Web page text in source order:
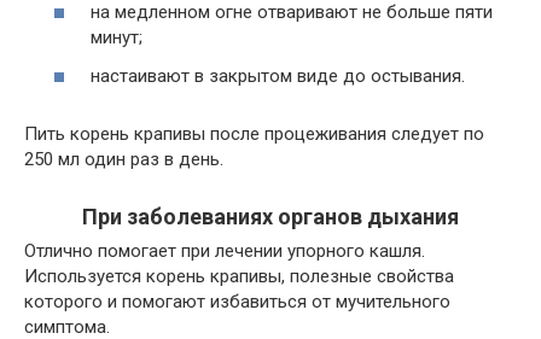
на медленном огне отваривают не больше пяти
минут;
настаивают в закрытом виде до остывания.
Пить корень крапивы после процеживания следует по
250 мл один раз в день.
При заболеваниях органов дыхания
Отлично помогает при лечении упорного кашля.
Используется корень крапивы, полезные свойства
которого и помогают избавиться от мучительного
симптома.